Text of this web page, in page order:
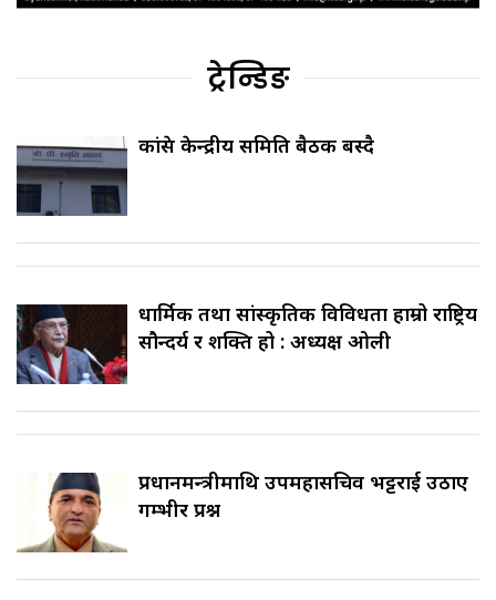
ट्रेन्डिङ
कांग्रेस केन्द्रीय समिति बैठक बस्दै
धार्मिक तथा सांस्कृतिक विविधता हाम्रो राष्ट्रिय
सौन्दर्य र शक्ति हो : अध्यक्ष ओली
प्रधानमन्त्रीमाथि उपमहासचिव भट्टराई उठाए
गम्भीर प्रश्न